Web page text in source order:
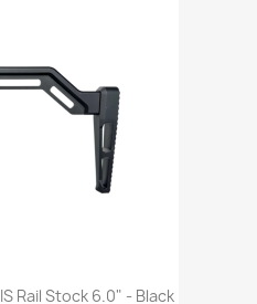
Rail Stock 6.0" - Black